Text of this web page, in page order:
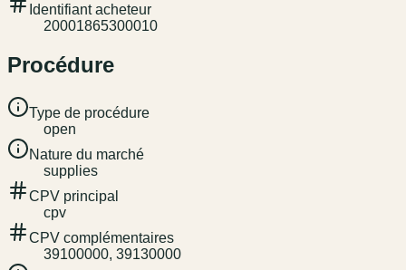
Identifiant acheteur
20001865300010
Procédure
Type de procédure
open
Nature du marché
supplies
CPV principal
cpv
CPV complémentaires
39100000, 39130000